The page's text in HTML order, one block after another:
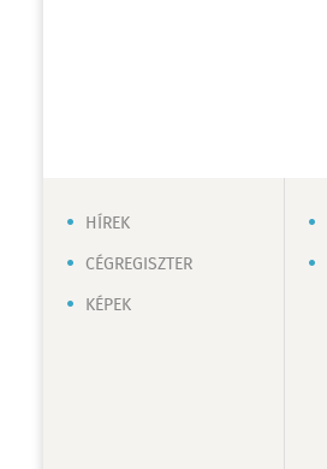
HÍREK
CÉGREGISZTER
KÉPEK